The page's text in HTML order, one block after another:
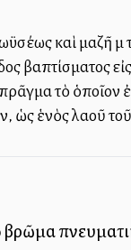
καὶ μαζῆ
βαπτίσματος
τὸ ὁποῖον
ὡς ἑνὸς λαοῦ
βρῶμα